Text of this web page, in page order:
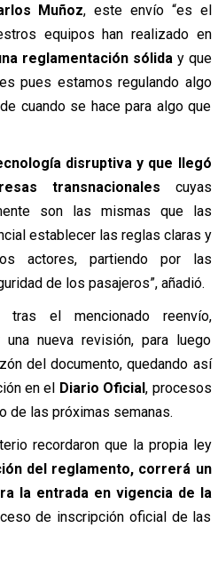
Muñoz, este envío “es el
equipos han realizado en
reglamentación sólida y que
pues estamos regulando algo
cuando se hace para algo que
disruptiva y que llegó
transnacionales cuyas
son las mismas que las
establecer las reglas claras y
actores, partiendo por las
de los pasajeros”, añadió.
el mencionado reenvío,
una nueva revisión, para luego
del documento, quedando así
en el Diario Oficial, procesos
de las próximas semanas.
recordaron que la propia ley
del reglamento, correrá un
la entrada en vigencia de la
de inscripción oficial de las